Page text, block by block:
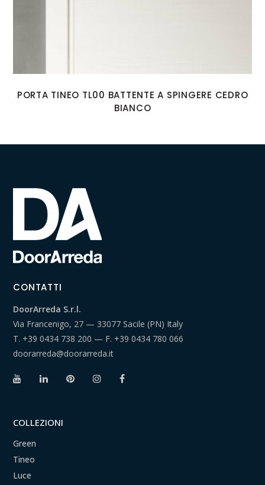
PORTA TINEO TL00 BATTENTE A SPINGERE CEDRO
BIANCO
CONTATTI
DoorArreda S.r.l.
Via Francenigo, 27 — 33077 Sacile (PN) Italy
T. +39 0434 738 200 — F. +39 0434 780 066
doorarreda@doorarreda.it
COLLEZIONI
Green
Tineo
Luce